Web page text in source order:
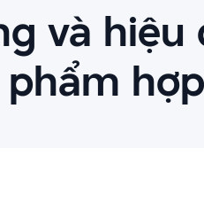
và hiệu